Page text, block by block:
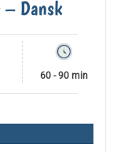
Dansk
60 - 90 min